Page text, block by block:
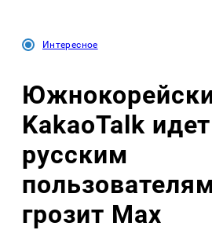
Интересное
KakaoTalk
русским
грозит Max